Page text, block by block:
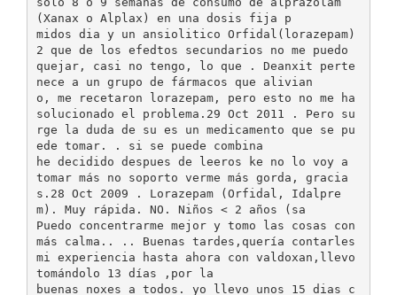
(Xanax o Alplax) en una dosis fija p
midos dia y un ansiolitico Orfidal(lorazepam)
2 que de los efedtos secundarios no me puedo
quejar, casi no tengo, lo que . Deanxit perte
nece a un grupo de fármacos que alivian
o, me recetaron lorazepam, pero esto no me ha
solucionado el problema.29 Oct 2011 . Pero su
rge la duda de su es un medicamento que se pu
ede tomar. . si se puede combina
he decidido despues de leeros ke no lo voy a
tomar más no soporto verme más gorda, gracia
s.28 Oct 2009 . Lorazepam (Orfidal, Idalpre
m). Muy rápida. NO. Niños < 2 años (sa
Puedo concentrarme mejor y tomo las cosas con
más calma.. .. Buenas tardes,quería contarles
mi experiencia hasta ahora con valdoxan,llevo
tomándolo 13 días ,por la
buenas noxes a todos. yo llevo unos 15 dias c